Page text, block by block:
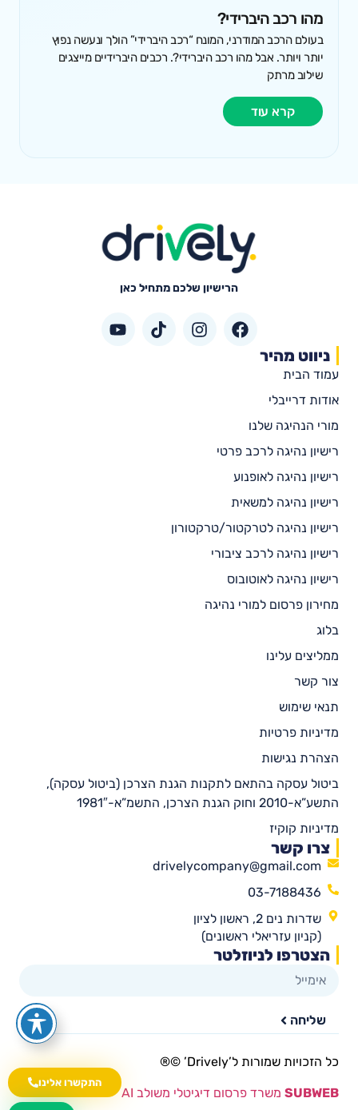
התקשרו אלינו
wa.me/535216644
מהו רכב היברידי?
בעולם הרכב המודרני, המונח “רכב היברידי” הולך ונעשה נפוץ
יותר ויותר. אבל מהו רכב היברידי?. רכבים היברידיים מייצגים
שילוב מרתק
קרא עוד
הרישיון שלכם מתחיל כאן
ניווט מהיר
עמוד הבית
אודות דרייבלי
מורי הנהיגה שלנו
רישיון נהיגה לרכב פרטי
רישיון נהיגה לאופנוע
רישיון נהיגה למשאית
רישיון נהיגה לטרקטור/טרקטורון
רישיון נהיגה לרכב ציבורי
רישיון נהיגה לאוטובוס
מחירון פרסום למורי נהיגה
בלוג
ממליצים עלינו
צור קשר
תנאי שימוש
מדיניות פרטיות
הצהרת נגישות
ביטול עסקה בהתאם לתקנות הגנת הצרכן (ביטול עסקה),
התשע”א-2010 וחוק הגנת הצרכן, התשמ”א-1981″
מדיניות קוקיז
צרו קשר
drivelycompany@gmail.com
03-7188436
שדרות נים 2, ראשון לציון
(קניון עזריאלי ראשונים)
הצטרפו לניוזלטר
שליחה
כל הזכויות שמורות ל’Drively’ ©®​
SUBWEB משרד פרסום דיגיטלי משולב AI